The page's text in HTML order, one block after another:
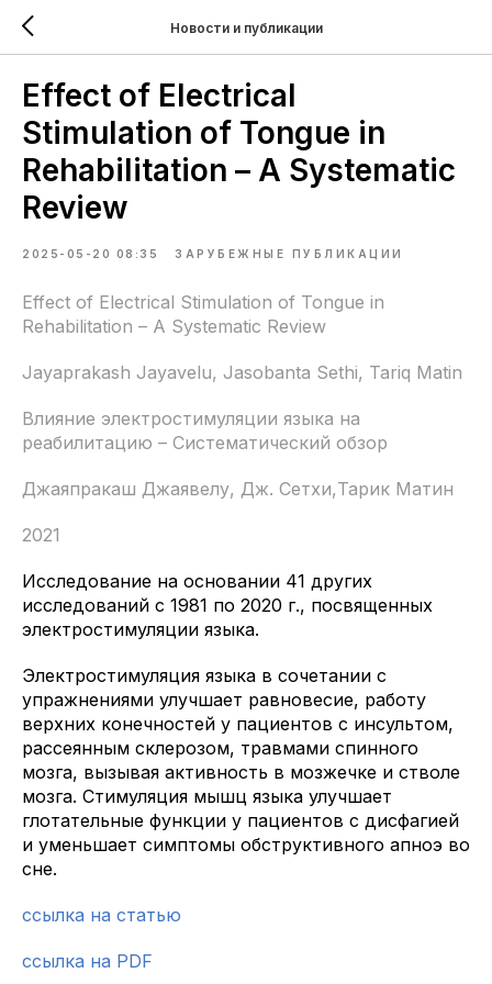
Новости и публикации
Effect of Electrical
Stimulation of Tongue in
Rehabilitation – A Systematic
Review
2025-05-20 08:35 ЗАРУБЕЖНЫЕ ПУБЛИКАЦИИ
Effect of Electrical Stimulation of Tongue in
Rehabilitation – A Systematic Review
Jayaprakash Jayavelu, Jasobanta Sethi, Tariq Matin
Влияние электростимуляции языка на
реабилитацию – Систематический обзор
Джаяпракаш Джаявелу, Дж. Сетхи,Тарик Матин
2021
Исследование на основании 41 других
исследований с 1981 по 2020 г., посвященных
электростимуляции языка.
Электростимуляция языка в сочетании с
упражнениями улучшает равновесие, работу
верхних конечностей у пациентов с инсультом,
рассеянным склерозом, травмами спинного
мозга, вызывая активность в мозжечке и стволе
мозга. Стимуляция мышц языка улучшает
глотательные функции у пациентов с дисфагией
и уменьшает симптомы обструктивного апноэ во
сне.
ссылка на статью
ссылка на PDF